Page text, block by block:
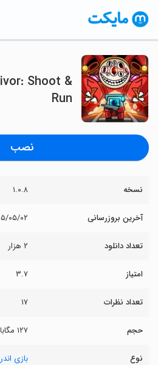
Shoot &
Run
نصب
نسخه ۱.۰.۸
آخرین بروزرسانی ۱۴۰۵/
تعداد دانلود ۲ هزار
امتیاز ۳.۷
تعداد نظرات ۱۷
حجم ۱۲۷ مگابایت
نوع بازی